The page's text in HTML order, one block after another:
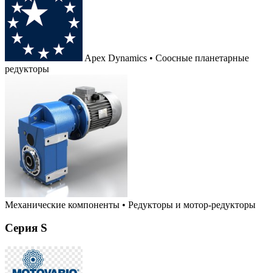
Apex Dynamics • Соосные планетарные
редукторы
Механические компоненты • Редукторы и мотор-редукторы
Серия S